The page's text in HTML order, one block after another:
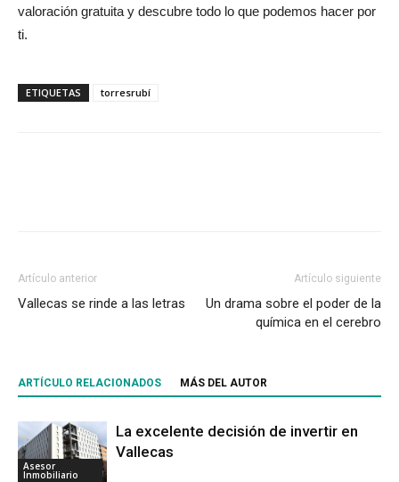
valoración gratuita y descubre todo lo que podemos hacer por
ti.
ETIQUETAS torresrubí
Artículo anterior
Vallecas se rinde a las letras
Artículo siguiente
Un drama sobre el poder de la
química en el cerebro
ARTÍCULO RELACIONADOS MÁS DEL AUTOR
Asesor
Inmobiliario
La excelente decisión de invertir en
Vallecas